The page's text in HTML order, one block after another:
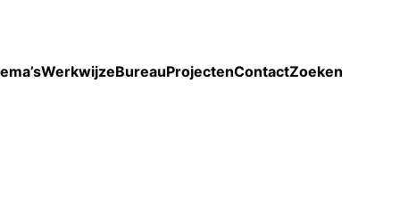
WerkwijzeBureauProjectenContactZoeken